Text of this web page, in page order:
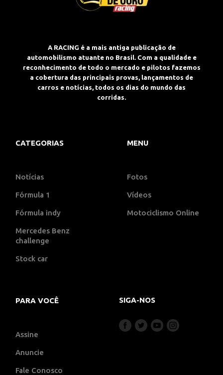
A RACING é a mais antiga publicação de
automobilismo atuante no Brasil. Com a qualidade e
reconhecimento de todo o mercado e pilotos fazemos
a cobertura das principais provas, lançamentos de
carros e notícias, todos os dias do mundo das
corridas.
CATEGORIAS
Notícias
Fórmula 1
Fórmula indy
Mercedes Benz
challenge
Stock car
MENU
Fotos
Vídeos
Motociclismo Online
PARA VOCÊ
Assine
Anuncie
Fale Conosco
SIGA-NOS